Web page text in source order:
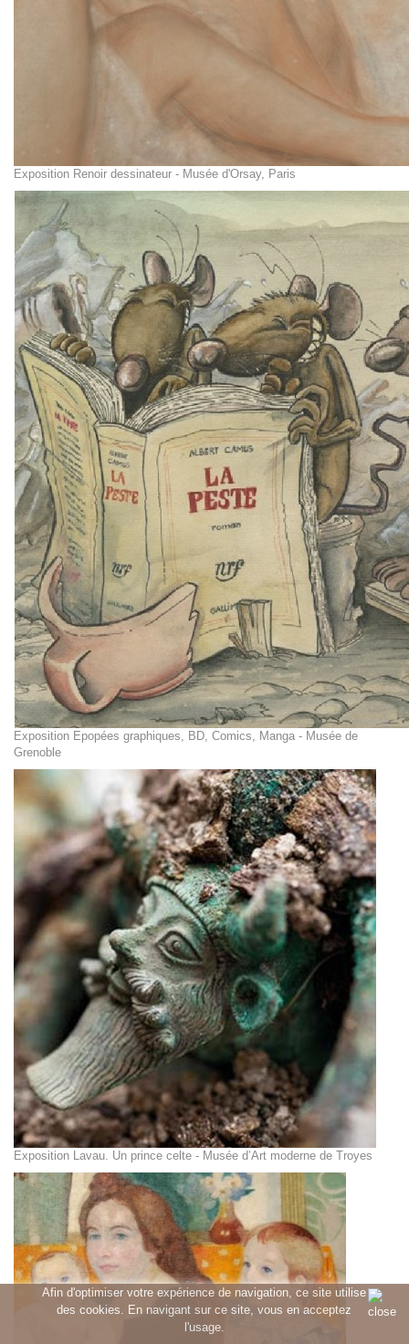
Afin d'optimiser votre expérience de navigation, ce site utilise
des cookies. En navigant sur ce site, vous en acceptez
l'usage.
Exposition Renoir dessinateur - Musée d'Orsay, Paris
Exposition Epopées graphiques, BD, Comics, Manga - Musée de
Grenoble
Exposition Lavau. Un prince celte - Musée d’Art moderne de Troyes